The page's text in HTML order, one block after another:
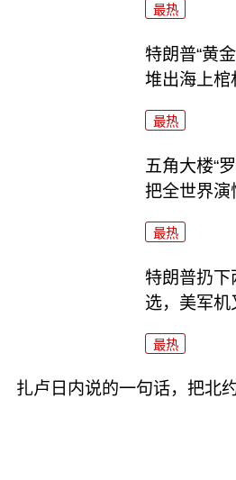
最热
特朗普“黄
堆出海上棺
最热
五角大楼“
把全世界演
最热
特朗普扔下
选，美军机
最热
扎卢日内说的一句话，把北